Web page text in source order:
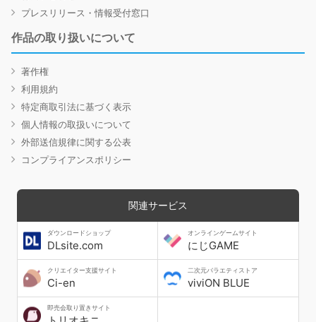
プレスリリース・情報受付窓口
作品の取り扱いについて
著作権
利用規約
特定商取引法に基づく表示
個人情報の取扱いについて
外部送信規律に関する公表
コンプライアンスポリシー
関連サービス
ダウンロードショップ
DLsite.com
オンラインゲームサイト
にじGAME
クリエイター支援サイト
Ci-en
二次元バラエティストア
viviON BLUE
即売会取り置きサイト